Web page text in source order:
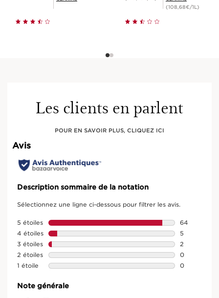
(108,68€/1L)
Les clients en parlent
POUR EN SAVOIR PLUS, CLIQUEZ ICI